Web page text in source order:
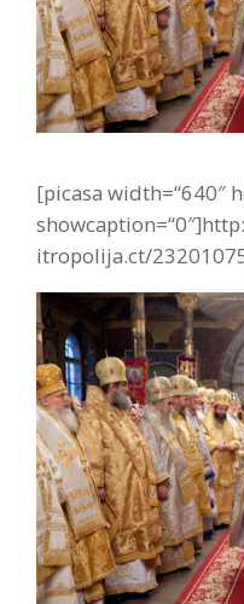
[picasa width=“640″
itropolija.ct/